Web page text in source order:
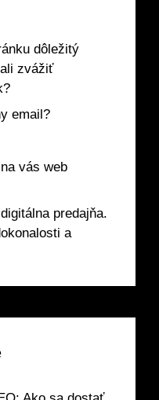
dôležitý
zvážiť
email?
vás web
predajňa.
a